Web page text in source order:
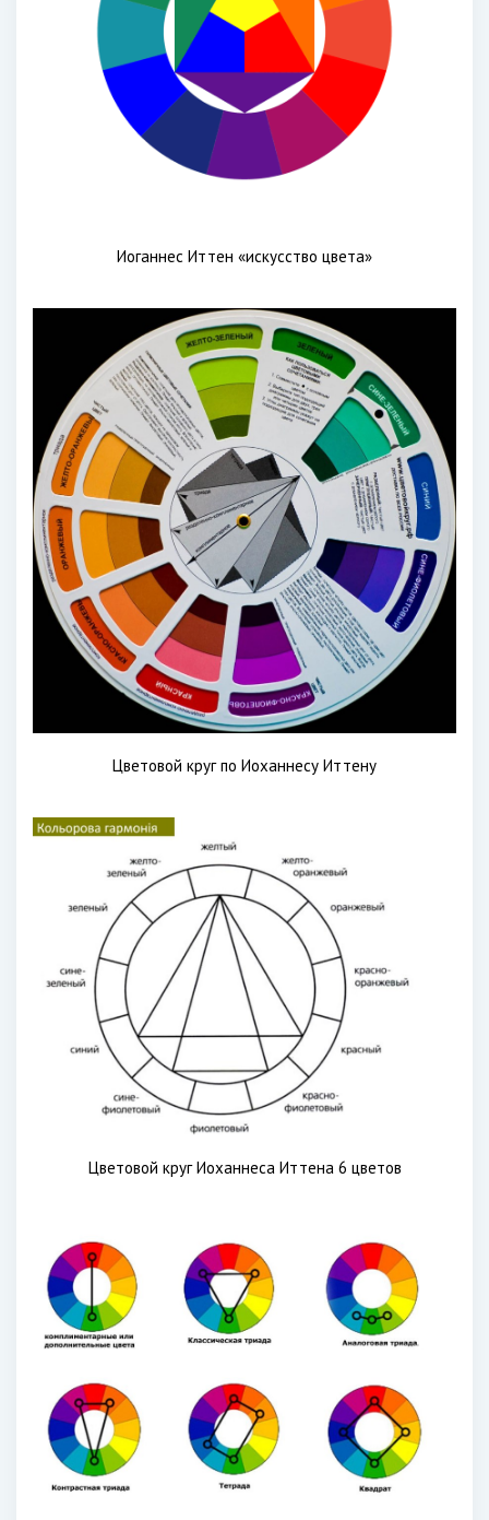
Иоганнес Иттен «искусство цвета»
Цветовой круг по Иоханнесу Иттену
Цветовой круг Иоханнеса Иттена 6 цветов